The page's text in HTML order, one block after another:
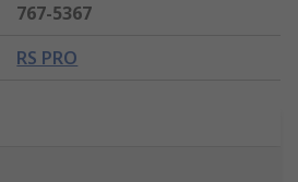
767-5367
RS PRO